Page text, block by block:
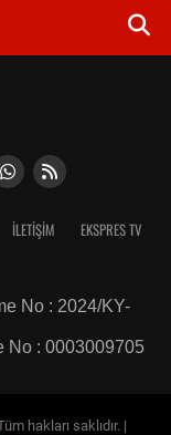
İLETIŞIM
EKSPRES TV
No : 2024/KY-
No : 0003009705
hakları saklıdır. |